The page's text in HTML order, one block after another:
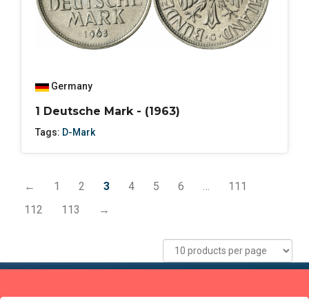
Germany
1 Deutsche Mark - (1963)
Tags: D-Mark
← 1 2 3 4 5 6 …
111
112
113 →